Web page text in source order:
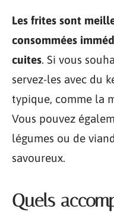
Les frites sont
consommées
cuites. Si vous
servez-les avec du
typique, comme la
Vous pouvez
légumes ou de
savoureux.
Quels